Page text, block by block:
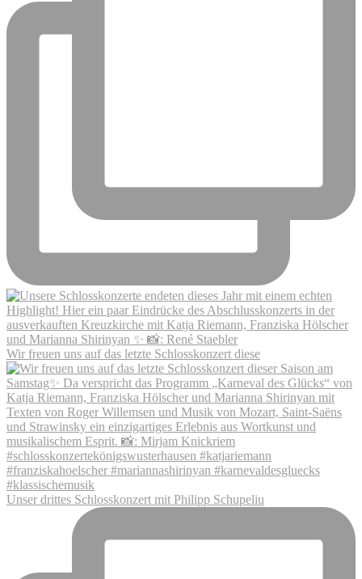
Wir freuen uns auf das letzte Schlosskonzert diese
Unser drittes Schlosskonzert mit Philipp Schupeliu